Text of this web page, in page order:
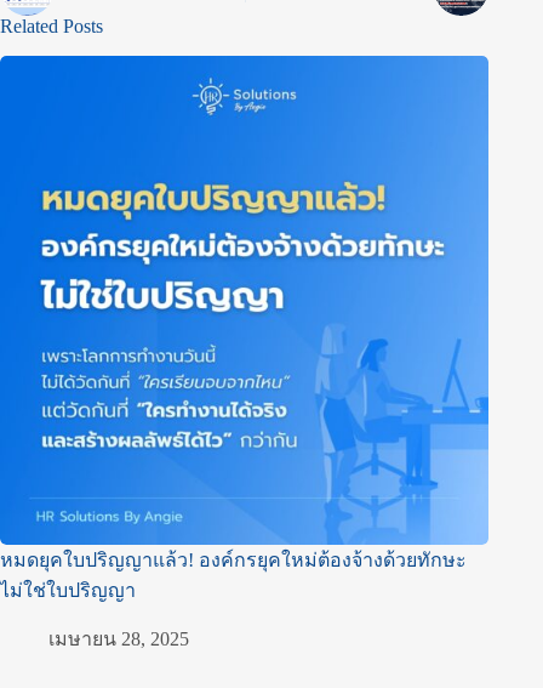
Related Posts
หมดยุคใบปริญญาแล้ว! องค์กรยุคใหม่ต้องจ้างด้วยทักษะ
ไม่ใช่ใบปริญญา
เมษายน 28, 2025